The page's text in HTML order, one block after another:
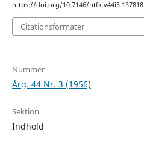
https://doi.org/10.7146/ntfk.v44i3.137818
Citationsformater
Nummer
Årg. 44 Nr. 3 (1956)
Sektion
Indhold